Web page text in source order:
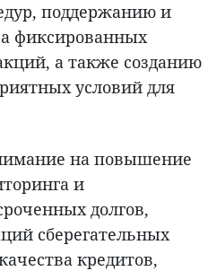
поддержанию и
фиксированных
а также созданию
условий для
на повышение
и
долгов,
сберегательных
кредитов,